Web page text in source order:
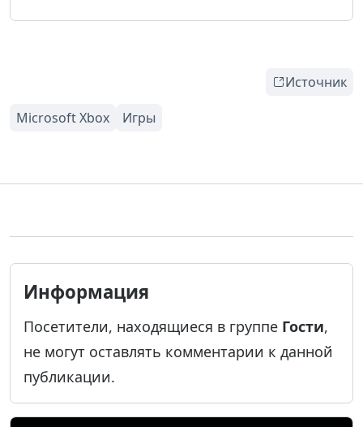
Источник
Информация
Посетители, находящиеся в группе Гости,
не могут оставлять комментарии к данной
публикации.